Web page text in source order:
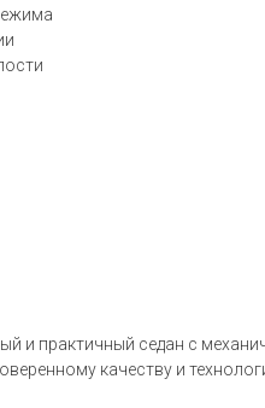
и практичный седан с
качеству и